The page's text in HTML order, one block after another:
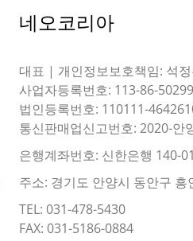
네오코리아
대표 | 개인정보보호책임: 석
사업자등록번호: 113-86-50299
법인등록번호: 110111-
통신판매업신고번호: 2020-안
은행계좌번호: 신한은행 140-
주소: 경기도 안양시 동안구
TEL: 031-478-5430
FAX: 031-5186-0884